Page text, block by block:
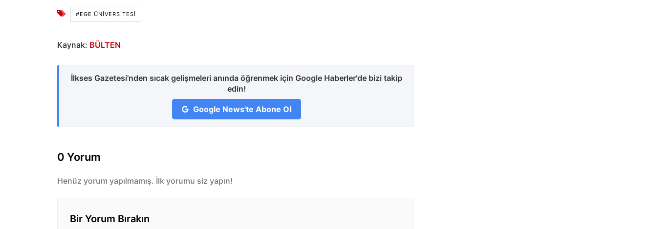
#EGE ÜNİVERSİTESİ
Kaynak: BÜLTEN
İlkses Gazetesi'nden sıcak gelişmeleri anında öğrenmek için Google Haberler'de bizi takip
edin!
Google News'te Abone Ol
0 Yorum
Henüz yorum yapılmamış. İlk yorumu siz yapın!
Bir Yorum Bırakın